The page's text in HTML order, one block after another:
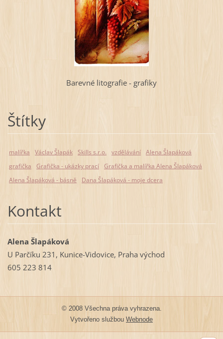
Barevné litografie - grafiky
Štítky
malířka Václav Šlapák Skills s.r.o. vzdělávání Alena Šlapáková
grafička
Grafička - ukázky prací Grafička a malířka Alena Šlapáková
Alena Šlapáková - básně
Dana Šlapáková - moje dcera
Kontakt
Alena Šlapáková
U Parčíku 231, Kunice-Vidovice, Praha východ
605 223 814
© 2008 Všechna práva vyhrazena.
Vytvořeno službou Webnode